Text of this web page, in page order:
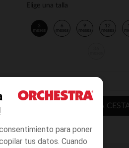
para poner
tus datos. Cuando
Elige una talla
3
meses
6
meses
9
meses
12
meses
AÑADIR A LA